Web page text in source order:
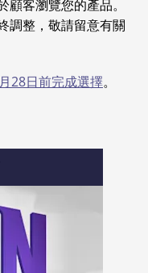
客瀏覽您的產品。
調整，敬請留意有關
28日前完成選擇。